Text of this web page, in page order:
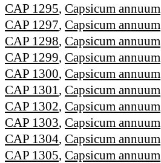
CAP 1295, Capsicum annuum
CAP 1297, Capsicum annuum
CAP 1298, Capsicum annuum
CAP 1299, Capsicum annuum
CAP 1300, Capsicum annuum
CAP 1301, Capsicum annuum
CAP 1302, Capsicum annuum
CAP 1303, Capsicum annuum
CAP 1304, Capsicum annuum
CAP 1305, Capsicum annuum